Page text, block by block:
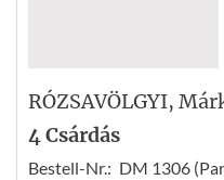
RÓZSAVÖLGYI,
4 Csárdás
Bestell-Nr.: DM 1306